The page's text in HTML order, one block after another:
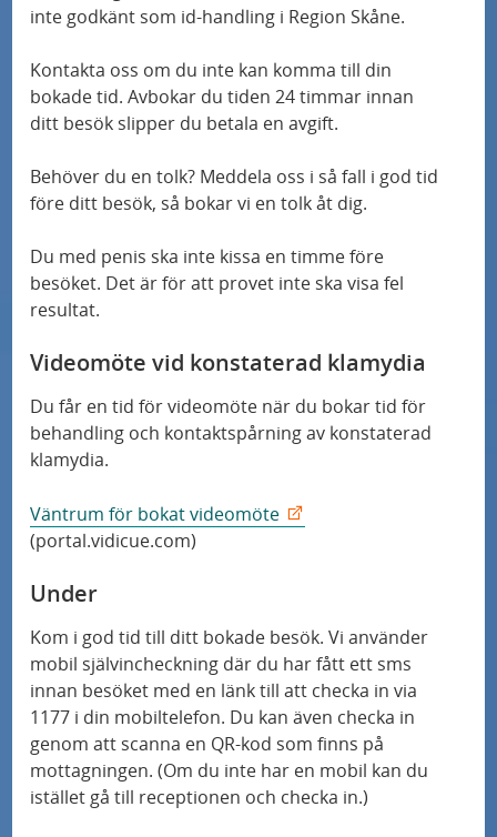
inte godkänt som id-handling i Region Skåne.
Kontakta oss om du inte kan komma till din
bokade tid. Avbokar du tiden 24 timmar innan
ditt besök slipper du betala en avgift.
Behöver du en tolk? Meddela oss i så fall i god tid
före ditt besök, så bokar vi en tolk åt dig.
Du med penis ska inte kissa en timme före
besöket. Det är för att provet inte ska visa fel
resultat.
Videomöte vid konstaterad klamydia
Du får en tid för videomöte när du bokar tid för
behandling och kontaktspårning av konstaterad
klamydia.
Väntrum för bokat videomöte
(portal.vidicue.com)
Under
Kom i god tid till ditt bokade besök. Vi använder
mobil självincheckning där du har fått ett sms
innan besöket med en länk till att checka in via
1177 i din mobiltelefon. Du kan även checka in
genom att scanna en QR-kod som finns på
mottagningen. (Om du inte har en mobil kan du
istället gå till receptionen och checka in.)